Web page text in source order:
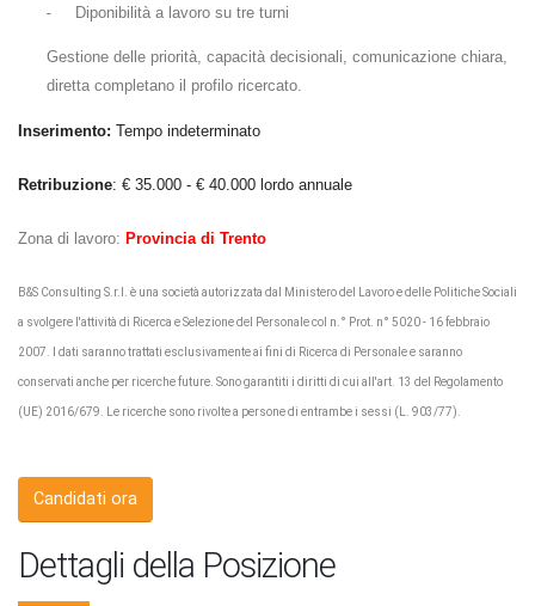
- Diponibilità a lavoro su tre turni
Gestione delle priorità, capacità decisionali, comunicazione chiara,
diretta completano il profilo ricercato.
Inserimento: Tempo indeterminato
Retribuzione: € 35.000 - € 40.000 lordo annuale
Zona di lavoro: Provincia di Trento
B&S Consulting S.r.l. è una società autorizzata dal Ministero del Lavoro e delle Politiche Sociali
a svolgere l'attività di Ricerca e Selezione del Personale col n.° Prot. n° 5020 - 16 febbraio
2007. I dati saranno trattati esclusivamente ai fini di Ricerca di Personale e saranno
conservati anche per ricerche future. Sono garantiti i diritti di cui all'art. 13 del Regolamento
(UE) 2016/679. Le ricerche sono rivolte a persone di entrambe i sessi (L. 903/77).
Candidati ora
Dettagli della Posizione